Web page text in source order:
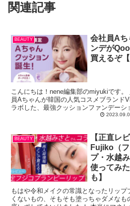
関連記事
BEAUTY
会社員Aち
ンデが
買えるぞ
こんにちは！nene編集部のmiyukiです
員Aちゃんが韓国の人気コスメブランド
ラボした、最強クッションファンデーシ
BEAUTY
【正直レ
Fujiko（
プ・水越
使ってみ
も】
もはや令和メイクの常識となったリッ
くないもの、そもそも塗っちゃダメな